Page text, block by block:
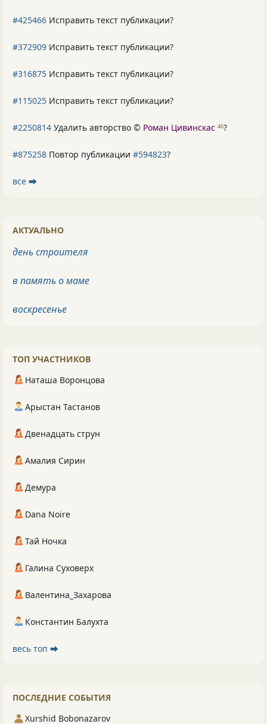
#425466 Исправить текст публикации?
#372909 Исправить текст публикации?
#316875 Исправить текст публикации?
#115025 Исправить текст публикации?
#2250814 Удалить авторство © Роман Цивинскас 46?
#875258 Повтор публикации #594823?
все ⮕
АКТУАЛЬНО
день строителя
в память о маме
воскресенье
ТОП УЧАСТНИКОВ
Наташа Воронцова
Арыстан Тастанов
Двенадцать струн
Амалия Сирин
Демура
Dana Noire
Тай Ночка
Галина Суховерх
Валентина_Захарова
Константин Балухта
весь топ ⮕
ПОСЛЕДНИЕ СОБЫТИЯ
Xurshid Bobonazarov